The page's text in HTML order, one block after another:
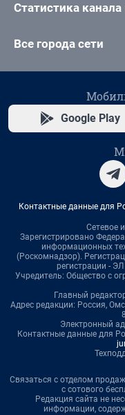
Статистика канала
Все города сети
Google Play
Контактные данные для
Сетевое
Зарегистрировано
информационных
(Роскомнадзор).
регистрации -
Учредитель: Общество с
Главный
Адрес редакции: Россия,
Электронный
Контактные данные для
Связаться с отделом
с сотового
Редакция сайта не
информации,